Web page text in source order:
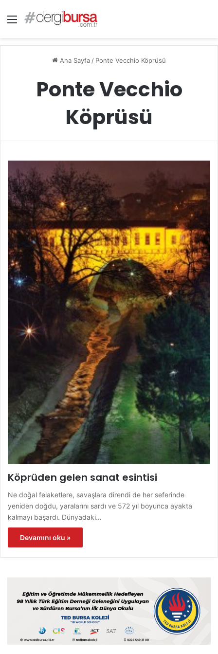
Menü
Ana Sayfa / Ponte Vecchio Köprüsü
Ponte Vecchio
Köprüsü
Köprüden gelen sanat esintisi
Ne doğal felaketlere, savaşlara direndi de her seferinde
yeniden doğdu, yaralarını sardı ve 572 yıl boyunca ayakta
kalmayı başardı. Dünyadaki…
Devamını oku »